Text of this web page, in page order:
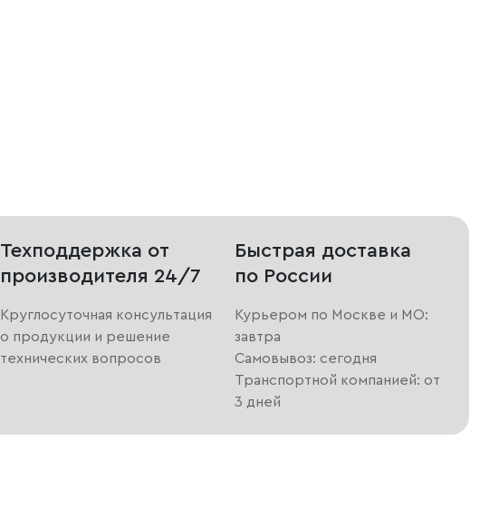
Техподдержка от
производителя 24/7
Круглосуточная консультация
о продукции и решение
технических вопросов
Быстрая доставка
по России
Курьером по Москве и МО:
завтра
Самовывоз: сегодня
Транспортной компанией: от
3 дней